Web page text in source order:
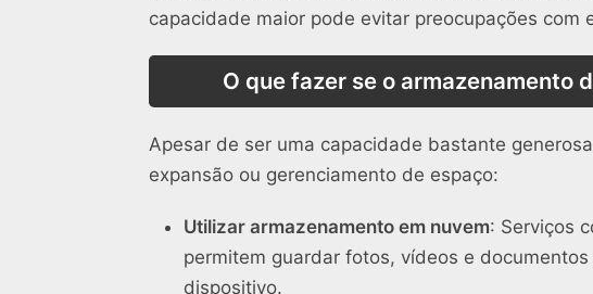
capacidade maior pode evitar preocupações com
O que fazer se o armazenamento
Apesar de ser uma capacidade bastante
expansão ou gerenciamento de espaço:
Utilizar armazenamento em nuvem: Serviços
permitem guardar fotos, vídeos e
dispositivo.